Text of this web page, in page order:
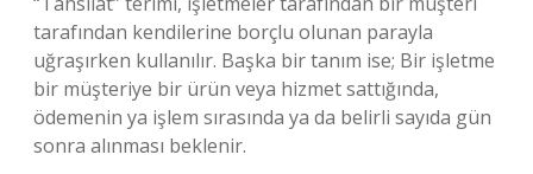
tarafından kendilerine borçlu olunan parayla
uğraşırken kullanılır. Başka bir tanım ise; Bir işletme
bir müşteriye bir ürün veya hizmet sattığında,
ödemenin ya işlem sırasında ya da belirli sayıda gün
sonra alınması beklenir.